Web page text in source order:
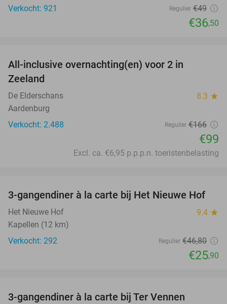
Verkocht: 921
Regulier €49
€36,50
All-inclusive overnachting(en) voor 2 in
Zeeland
De Elderschans 8.3 star
Aardenburg
Verkocht: 2.488
Regulier €166
€99
Excl. ca. €6,95 p.p.p.n. toeristenbelasting
45%
3-gangendiner à la carte bij Het Nieuwe Hof
Het Nieuwe Hof 9.4 star
Kapellen (12 km)
Verkocht: 292
Regulier €46,80
€25,90
3-gangendiner à la carte bij Ter Vennen